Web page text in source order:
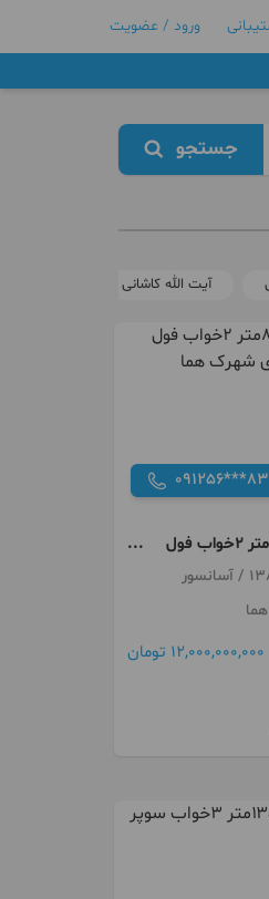
ورود / عضویت
جستجو
آیت الله کاشانی
091256***83
فروش آپارتمان ۸۰متر ۲خواب فول
شهرک هما
12,000,000,000 تومان